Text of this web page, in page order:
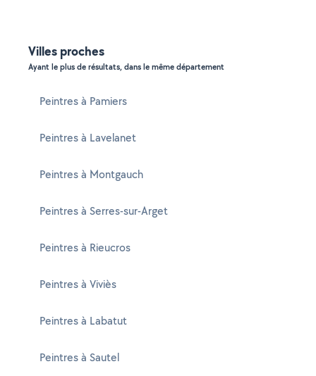
Villes proches
Ayant le plus de résultats, dans le même département
Peintres à Pamiers
Peintres à Lavelanet
Peintres à Montgauch
Peintres à Serres-sur-Arget
Peintres à Rieucros
Peintres à Viviès
Peintres à Labatut
Peintres à Sautel